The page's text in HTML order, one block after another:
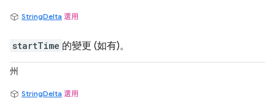
StringDelta 選用
startTime 的變更 (如有)。
州
StringDelta 選用